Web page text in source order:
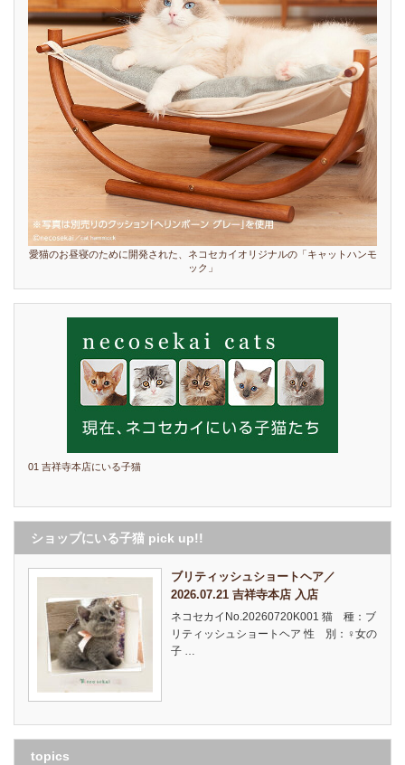
愛猫のお昼寝のために開発された、ネコセカイオリジナルの「キャットハンモ
ック」
01 吉祥寺本店にいる子猫
ショップにいる子猫 pick up!!
ブリティッシュショートヘア／
2026.07.21 吉祥寺本店 入店
ネコセカイNo.20260720K001 猫 種：ブ
リティッシュショートヘア 性 別：♀女の
子 …
topics